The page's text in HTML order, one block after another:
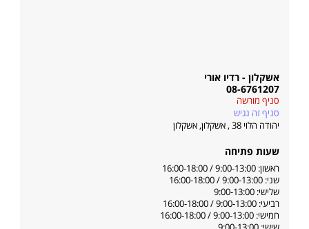
אשקלון - רדיו אורי
08-6761207
סניף מורשה
סניף זה נגיש
יהודה הלוי 38 , אשקלון
,אשקלון
שעות פתיחה
ראשון: 9:00-13:00 / 16:00-18:00
שני: 9:00-13:00 / 16:00-18:00
שלישי: 9:00-13:00
רביעי: 9:00-13:00 / 16:00-18:00
חמישי: 9:00-13:00 / 16:00-18:00